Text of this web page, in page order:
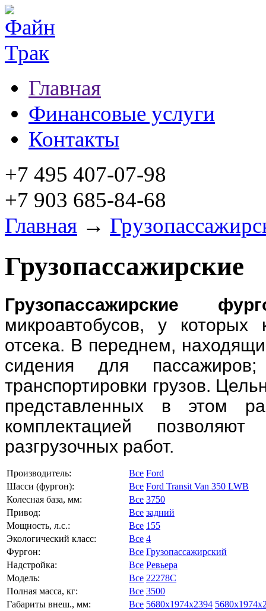
Главная
Финансовые услуги
Контакты
+7 495 407-07-98
+7 903 685-84-68
Главная →
Грузопассажирские
Грузопассажирские
микроавтобусов, у
отсека. В переднем,
сидения для
транспортировки грузов.
представленных в этом
комплектацией
разгрузочных работ.
Производитель: Все Ford
Шасси (фургон):
Все Ford Transit Van 350 LWB
Колесная база, мм:
Все 3750
Привод:
Все задний
Мощность, л.с.:
Все 155
Экологический класс:
Все 4
Фургон:
Все Грузопассажирский
Надстройка:
Все Ревьера
Модель:
Все 22278C
Полная масса, кг:
Все 3500
Габариты внеш., мм:
Все 5680x1974x2394